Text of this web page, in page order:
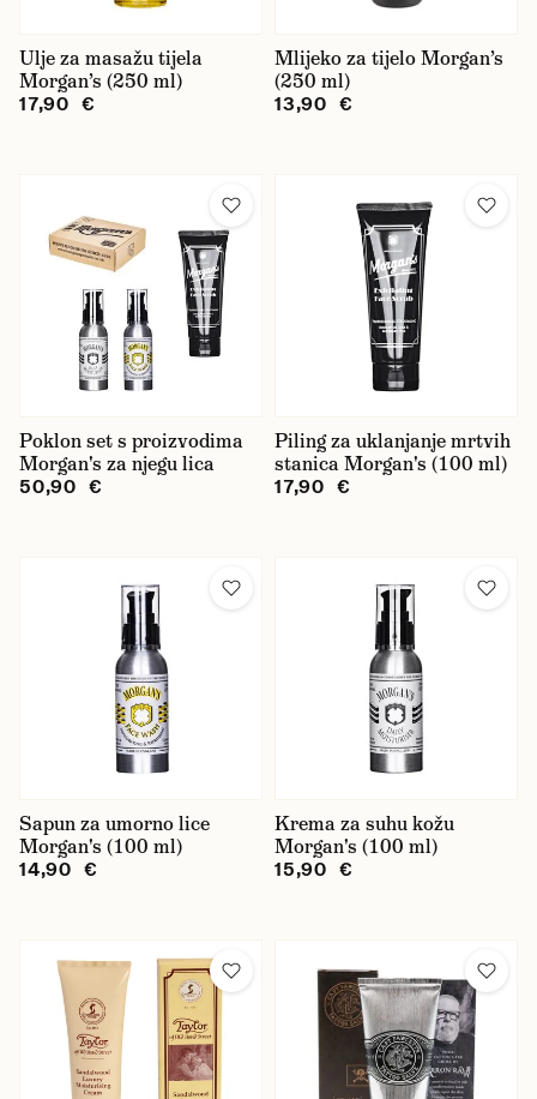
oční okolí
peeling
usne
Cijena
Ulje za masažu tijela
Morgan’s (250 ml)
17,90 €
Mlijeko za tijelo Morgan’s
(250 ml)
13,90 €
Poklon set s proizvodima
Morgan's za njegu lica
50,90 €
Piling za uklanjanje mrtvih
stanica Morgan's (100 ml)
17,90 €
Sapun za umorno lice
Morgan's (100 ml)
14,90 €
Krema za suhu kožu
Morgan's (100 ml)
15,90 €